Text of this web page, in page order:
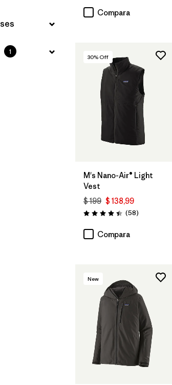
1
Compara
30% Off
M's Nano-Air® Light
Vest
$ 199 $ 138,99
Valoración: 4.4 / 5
(58Comentarios
)
Compara
New